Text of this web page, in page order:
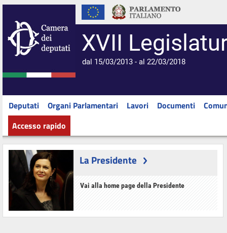
XVII
dal 15/03/2013 - al 22/03/2018
Deputati Organi Parlamentari Lavori Documenti
Accesso rapido
La Presidente
Vai alla home page della Presidente